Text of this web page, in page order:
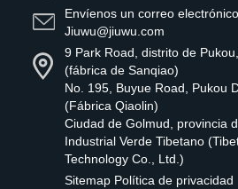
Envíenos un correo
Jiuwu@jiuwu.com
9 Park Road, distrito de
(fábrica de Sanqiao)
No. 195, Buyue Road, Pukou
(Fábrica Qiaolin)
Ciudad de Golmud, provincia
Industrial Verde Tibetano
Technology Co., Ltd.)
Sitemap Política de privacidad